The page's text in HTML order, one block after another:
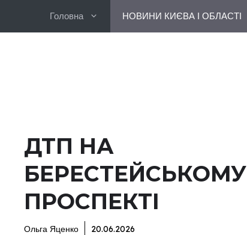
Головна НОВИНИ КИЄВА І ОБЛАСТІ
ДТП НА
БЕРЕСТЕЙСЬКОМУ
ПРОСПЕКТІ
Ольга Яценко 20.06.2026